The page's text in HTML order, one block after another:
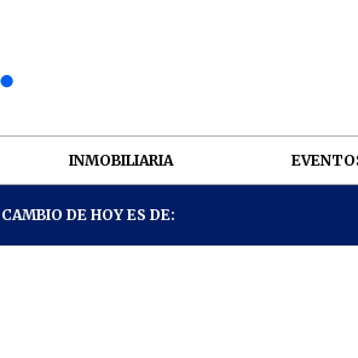
INMOBILIARIA
DE HOY ES DE: